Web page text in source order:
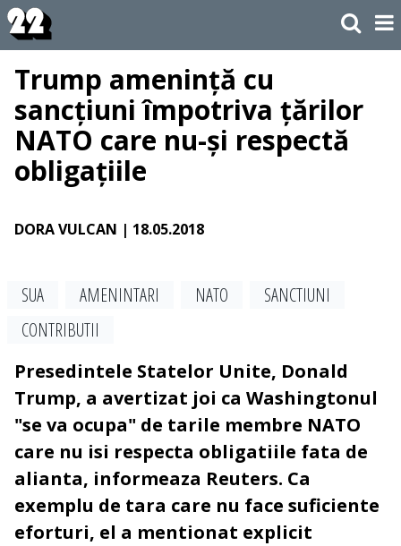
Trump amenință cu
sancțiuni împotriva țărilor
NATO care nu-și respectă
obligațiile
DORA VULCAN | 18.05.2018
SUA AMENINTARI NATO
SANCTIUNI
CONTRIBUTII
Presedintele Statelor Unite, Donald
Trump, a avertizat joi ca Washingtonul
"se va ocupa" de tarile membre NATO
care nu isi respecta obligatiile fata de
alianta, informeaza Reuters. Ca
exemplu de tara care nu face suficiente
eforturi, el a mentionat explicit